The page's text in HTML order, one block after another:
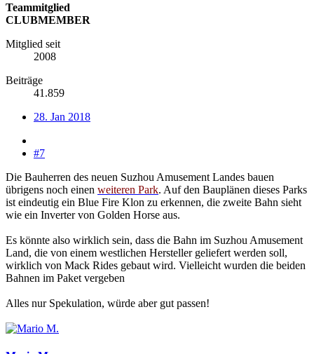
Teammitglied
CLUBMEMBER
Mitglied seit
2008
Beiträge
41.859
28. Jan 2018
#7
Die Bauherren des neuen Suzhou Amusement Landes bauen
übrigens noch einen weiteren Park. Auf den Bauplänen dieses Parks
ist eindeutig ein Blue Fire Klon zu erkennen, die zweite Bahn sieht
wie ein Inverter von Golden Horse aus.
Es könnte also wirklich sein, dass die Bahn im Suzhou Amusement
Land, die von einem westlichen Hersteller geliefert werden soll,
wirklich von Mack Rides gebaut wird. Vielleicht wurden die beiden
Bahnen im Paket vergeben
Alles nur Spekulation, würde aber gut passen!